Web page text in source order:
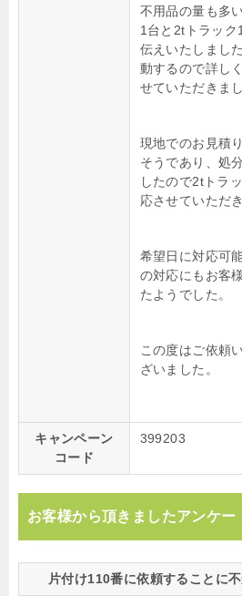
不用品の量も多
1台と2tトラック
伝えいたしまし
動するので詳し
せていただきまし
現地でのお見積
そうであり、処
したので2tトラ
応させていただ
希望日に対応可
の対応にもお客
たようでした。
この度はご依頼
ざいました。
キャンペーン
コード
399203
お客様から頂きましたアンケー
片付け110番に依頼することに